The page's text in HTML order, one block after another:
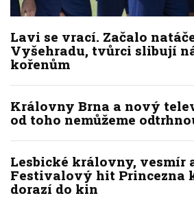
Lavi se vrací. Začalo
Vyšehradu, tvůrci slibují
kořenům
Královny Brna a nový
od toho nemůžeme
Lesbické královny, vesmír
Festivalový hit Princezna
dorazí do kin